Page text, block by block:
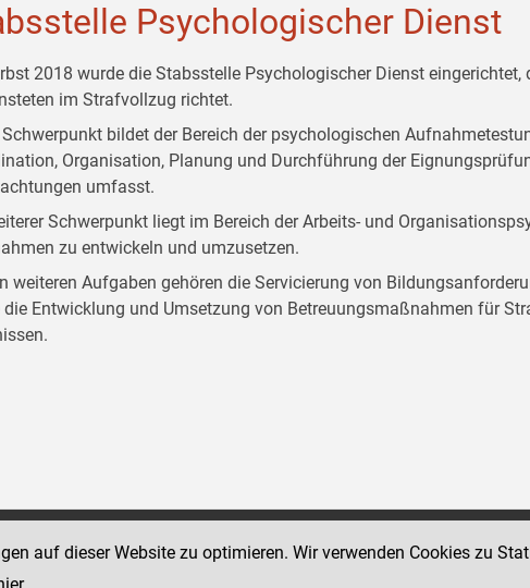
Psychologischer Dienst
2018 wurde die Stabsstelle Psychologischer Dienst
im Strafvollzug richtet.
Schwerpunkt bildet der Bereich der psychologischen
Organisation, Planung und Durchführung der
umfasst.
Schwerpunkt liegt im Bereich der Arbeits- und
zu entwickeln und umzusetzen.
weiteren Aufgaben gehören die Servicierung von
die Entwicklung und Umsetzung von Betreuungsmaßnahmen für
12
Social Media Kanäle
auf dieser Website zu optimieren. Wir verwenden Cookies zu